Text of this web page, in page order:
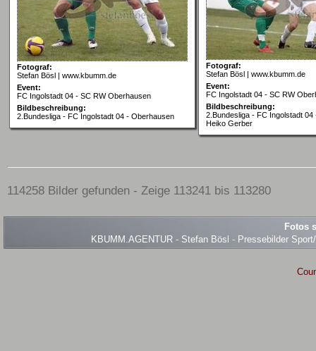
Fotograf:
Stefan Bösl | www.kbumm.de
Event:
FC Ingolstadt 04 - SC RW Oberhausen
Bildbeschreibung:
2.Bundesliga - FC Ingolstadt 04 - Oberhausen
Fotograf:
Stefan Bösl | www.kbumm.de
Event:
FC Ingolstadt 04 - SC RW
Bildbeschreibung:
2.Bundesliga - FC Ingolstadt
Heiko Gerber
114258 Bilder gefunden - Zeige 113241 bis 113280
Fotos
KBUMM.AGENTUR - Stefan Bösl - Pressebilder